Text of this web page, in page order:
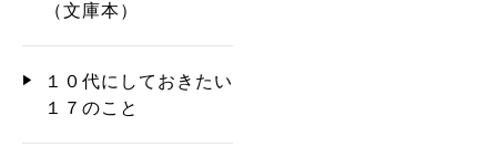
（文庫本）
１０代にしておきたい
１７のこと